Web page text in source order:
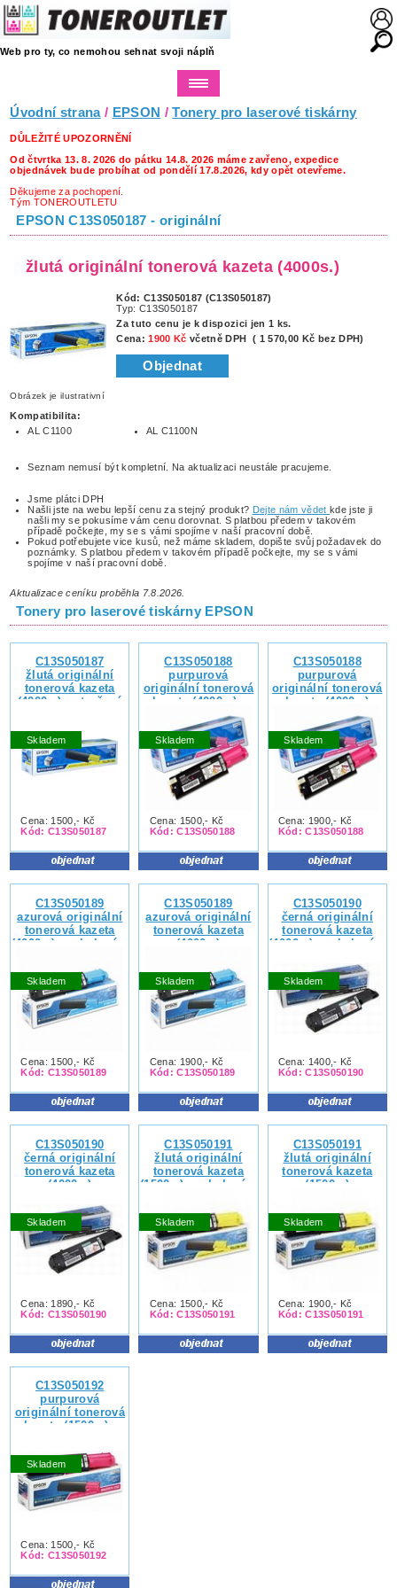
Web pro ty, co nemohou sehnat svoji náplň
Úvodní strana/ EPSON /Tonery pro laserové tiskárny
DŮLEŽITÉ UPOZORNĚNÍ
Od čtvrtka 13. 8. 2026 do pátku 14.8. 2026 máme zavřeno, expedice
objednávek bude probíhat od pondělí 17.8.2026, kdy opět otevřeme.
Děkujeme za pochopení.
Tým TONEROUTLETU
EPSON C13S050187 - originální
žlutá originální tonerová kazeta (4000s.)
Obrázek je ilustrativní
Kód: C13S050187 (C13S050187)
Typ: C13S050187
Za tuto cenu je k dispozici jen 1 ks.
Cena:1900 Kč včetně DPH ( 1 570,00 Kč bez DPH)
Objednat
Kompatibilita:
AL C1100
AL C1100N
Seznam nemusí být kompletní. Na aktualizaci neustále pracujeme.
Jsme plátci DPH
Našli jste na webu lepší cenu za stejný produkt? Dejte nám vědetkde jste ji
našli my se pokusíme vám cenu dorovnat. S platbou předem v takovém
případě počkejte, my se s vámi spojíme v naší pracovní době.
Pokud potřebujete vice kusů, než máme skladem, dopište svůj požadavek do
poznámky. S platbou předem v takovém případě počkejte, my se s vámi
spojíme v naší pracovní době.
Aktualizace ceníku proběhla 7.8.2026.
Tonery pro laserové tiskárny EPSON
C13S050187
žlutá originální
tonerová kazeta
(4000s.) - otevřená
s ochranným
páskem, se zárukou
vrácení kupní ceny
nebo výměny zboží
Skladem
Cena: 1500,- Kč
Kód: C13S050187
C13S050188
purpurová
originální tonerová
kazeta (4000s.) -
vybalená z krabice,
nepoužitá, s
ochranným páskem,
se zárukou vrácení
kupní ceny nebo
výměny zboží
Skladem
Cena: 1500,- Kč
Kód: C13S050188
C13S050188
purpurová
originální tonerová
kazeta (4000s.)
Skladem
Cena: 1900,- Kč
Kód: C13S050188
C13S050189
azurová originální
tonerová kazeta
(4000s.) - vybalená z
s ochranným
páskem, se zárukou
vrácení kupní ceny
nebo výměny zboží
Skladem
Cena: 1500,- Kč
Kód: C13S050189
C13S050189
azurová originální
tonerová kazeta
(4000s.)
Skladem
Cena: 1900,- Kč
Kód: C13S050189
C13S050190
černá originální
tonerová kazeta
(4000s.) - vybalená z
s ochranným
páskem, se zárukou
vrácení kupní ceny
nebo výměny zboží
Skladem
Cena: 1400,- Kč
Kód: C13S050190
C13S050190
černá originální
tonerová kazeta
(4000s.)
Skladem
Cena: 1890,- Kč
Kód: C13S050190
C13S050191
žlutá originální
tonerová kazeta
(1500s.) - vybalená z
s ochranným
páskem, se zárukou
vrácení kupní ceny
nebo výměny zboží
Skladem
Cena: 1500,- Kč
Kód: C13S050191
C13S050191
žlutá originální
tonerová kazeta
(1500s.)
Skladem
Cena: 1900,- Kč
Kód: C13S050191
C13S050192
purpurová
originální tonerová
kazeta (1500s.) -
nepoužitá, s
ochranným páskem,
se zárukou vrácení
kupní ceny nebo
výměny zboží
Skladem
Cena: 1500,- Kč
Kód: C13S050192